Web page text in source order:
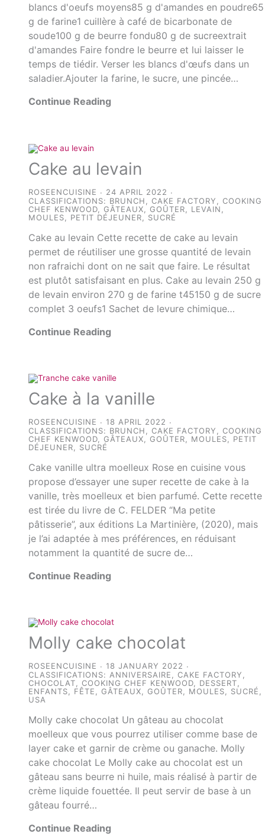
blancs d'oeufs moyens85 g d'amandes en poudre65
g de farine1 cuillère à café de bicarbonate de
soude100 g de beurre fondu80 g de sucreextrait
d'amandes Faire fondre le beurre et lui laisser le
temps de tiédir. Verser les blancs d'œufs dans un
saladier.Ajouter la farine, le sucre, une pincée…
Continue Reading
Cake au levain
ROSEENCUISINE
24 APRIL 2022
CLASSIFICATIONS: BRUNCH ,CAKE FACTORY ,COOKING
CHEF KENWOOD ,GÂTEAUX ,GOÛTER LEVAIN
MOULES
PETIT DÉJEUNER SUCRÉ
Cake au levain Cette recette de cake au levain
permet de réutiliser une grosse quantité de levain
non rafraichi dont on ne sait que faire. Le résultat
est plutôt satisfaisant en plus. Cake au levain 250 g
de levain environ 270 g de farine t45150 g de sucre
complet 3 oeufs1 Sachet de levure chimique…
Continue Reading
Cake à la vanille
ROSEENCUISINE
18 APRIL 2022
CLASSIFICATIONS: BRUNCH ,CAKE FACTORY ,COOKING
CHEF KENWOOD ,GÂTEAUX ,GOÛTER MOULES
PETIT
DÉJEUNER
SUCRÉ
Cake vanille ultra moelleux Rose en cuisine vous
propose d’essayer une super recette de cake à la
vanille, très moelleux et bien parfumé. Cette recette
est tirée du livre de C. FELDER “Ma petite
pâtisserie”, aux éditions La Martinière, (2020), mais
je l’ai adaptée à mes préférences, en réduisant
notamment la quantité de sucre de…
Continue Reading
Molly cake chocolat
ROSEENCUISINE
18 JANUARY 2022
CLASSIFICATIONS:ANNIVERSAIRE,CAKE FACTORY,
CHOCOLAT,COOKING CHEF KENWOOD, DESSERT,
ENFANTS, FÊTE,GÂTEAUX,GOÛTER, MOULES, SUCRÉ,
USA
Molly cake chocolat Un gâteau au chocolat
moelleux que vous pourrez utiliser comme base de
layer cake et garnir de crème ou ganache. Molly
cake chocolat Le Molly cake au chocolat est un
gâteau sans beurre ni huile, mais réalisé à partir de
crème liquide fouettée. Il peut servir de base à un
gâteau fourré…
Continue Reading